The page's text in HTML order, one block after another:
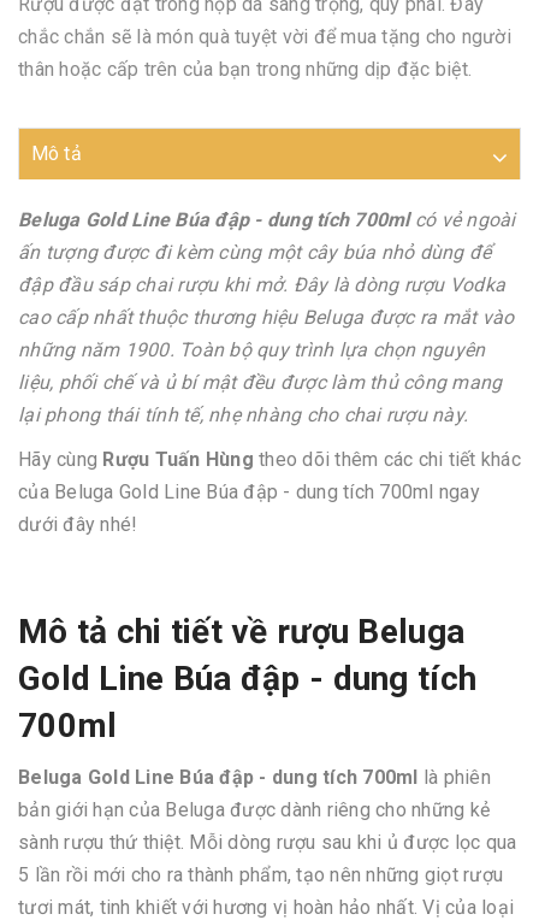
chắc chắn sẽ là món quà tuyệt vời để mua tặng cho người
thân hoặc cấp trên của bạn trong những dịp đặc biệt.
Mô tả
Beluga Gold Line Búa đập - dung tích 700ml có vẻ ngoài
ấn tượng được đi kèm cùng một cây búa nhỏ dùng để
đập đầu sáp chai rượu khi mở. Đây là dòng rượu Vodka
cao cấp nhất thuộc thương hiệu Beluga được ra mắt vào
những năm 1900. Toàn bộ quy trình lựa chọn nguyên
liệu, phối chế và ủ bí mật đều được làm thủ công mang
lại phong thái tính tế, nhẹ nhàng cho chai rượu này.
Hãy cùng Rượu Tuấn Hùng theo dõi thêm các chi tiết khác
của Beluga Gold Line Búa đập - dung tích 700ml ngay
dưới đây nhé!
Mô tả chi tiết về rượu Beluga
Gold Line Búa đập - dung tích
700ml
Beluga Gold Line Búa đập - dung tích 700ml là phiên
bản giới hạn của Beluga được dành riêng cho những kẻ
sành rượu thứ thiệt. Mỗi dòng rượu sau khi ủ được lọc qua
5 lần rồi mới cho ra thành phẩm, tạo nên những giọt rượu
tươi mát, tinh khiết với hương vị hoàn hảo nhất. Vị của loại